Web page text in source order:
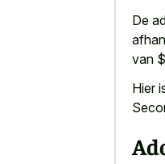
De
van
Hier